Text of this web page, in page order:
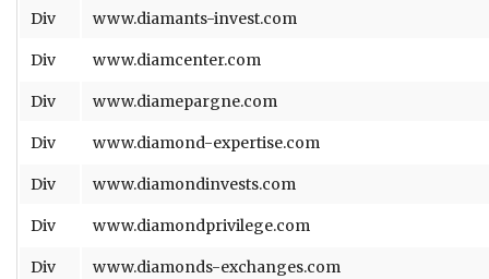
Div www.diamants-invest.com
Div www.diamcenter.com
Div www.diamepargne.com
Div www.diamond-expertise.com
Div www.diamondinvests.com
Div www.diamondprivilege.com
Div www.diamonds-exchanges.com